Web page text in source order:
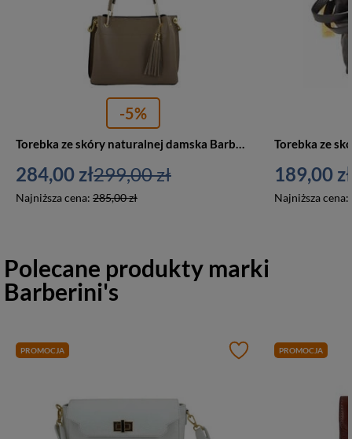
-5%
Torebka ze skóry naturalnej damska Barberini's 959-2 kuferek shopper bag mała beżowa
284,00 zł
Najniższa cena: 285,00 zł
299,00 zł 189,00 zł
Najniższa cena:
Polecane produkty marki
Barberini's
PROMOCJA PROMOCJA